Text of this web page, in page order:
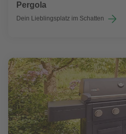
Pergola
Dein Lieblingsplatz im Schatten